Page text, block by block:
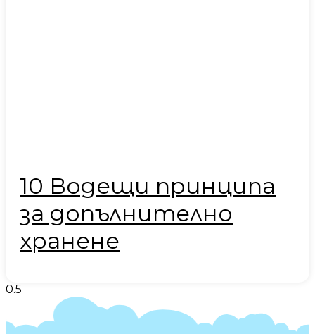
10 Водещи принципа
за допълнително
хранене